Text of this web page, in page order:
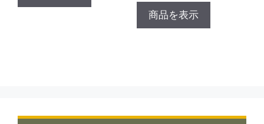
商品を表示